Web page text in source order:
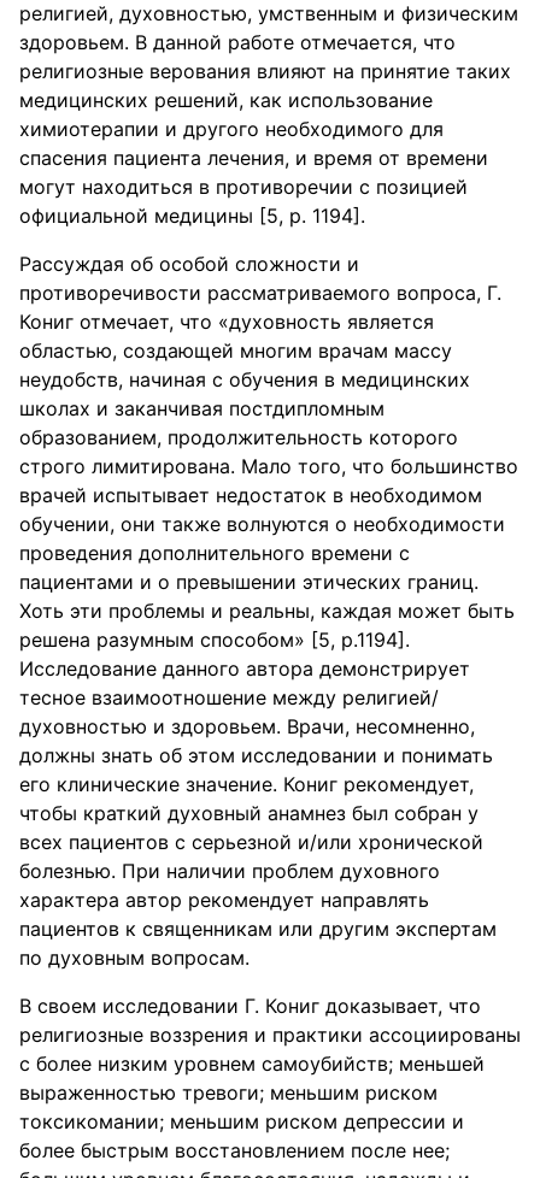
религией, духовностью, умственным и физическим
здоровьем. В данной работе отмечается, что
религиозные верования влияют на принятие таких
медицинских решений, как использование
химиотерапии и другого необходимого для
спасения пациента лечения, и время от времени
могут находиться в противоречии с позицией
официальной медицины [5, р. 1194].
Рассуждая об особой сложности и
противоречивости рассматриваемого вопроса, Г.
Кониг отмечает, что «духовность является
областью, создающей многим врачам массу
неудобств, начиная с обучения в медицинских
школах и заканчивая постдипломным
образованием, продолжительность которого
строго лимитирована. Мало того, что большинство
врачей испытывает недостаток в необходимом
обучении, они также волнуются о необходимости
проведения дополнительного времени с
пациентами и о превышении этических границ.
Хоть эти проблемы и реальны, каждая может быть
решена разумным способом» [5, р.1194].
Исследование данного автора демонстрирует
тесное взаимоотношение между религией/
духовностью и здоровьем. Врачи, несомненно,
должны знать об этом исследовании и понимать
его клинические значение. Кониг рекомендует,
чтобы краткий духовный анамнез был собран у
всех пациентов с серьезной и/или хронической
болезнью. При наличии проблем духовного
характера автор рекомендует направлять
пациентов к священникам или другим экспертам
по духовным вопросам.
В своем исследовании Г. Кониг доказывает, что
религиозные воззрения и практики ассоциированы
с более низким уровнем самоубийств; меньшей
выраженностью тревоги; меньшим риском
токсикомании; меньшим риском депрессии и
более быстрым восстановлением после нее;